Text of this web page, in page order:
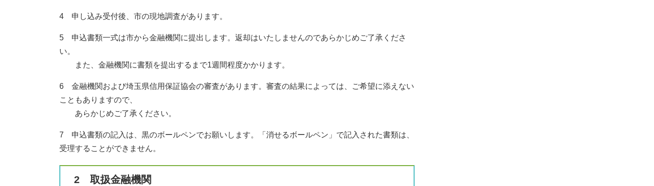
4 申し込み受付後、市の現地調査があります。
5 申込書類一式は市から金融機関に提出します。返却はいたしませんのであらかじめご了承くださ
い。
また、金融機関に書類を提出するまで1週間程度かかります。
6 金融機関および埼玉県信用保証協会の審査があります。審査の結果によっては、ご希望に添えない
こともありますので、
あらかじめご了承ください。
7 申込書類の記入は、黒のボールペンでお願いします。「消せるボールペン」で記入された書類は、
受理することができません。
2 取扱金融機関